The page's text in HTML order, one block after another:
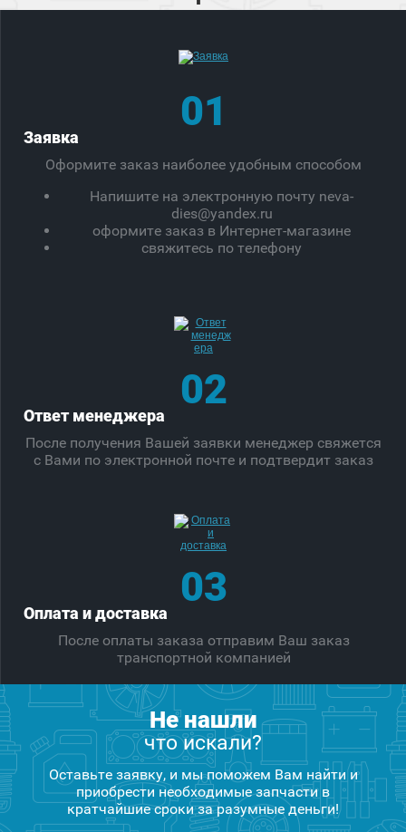
01
Заявка
Оформите заказ наиболее удобным способом
Напишите на электронную почту neva-
dies@yandex.ru
оформите заказ в Интернет-магазине
свяжитесь по телефону
02
Ответ менеджера
После получения Вашей заявки менеджер свяжется
с Вами по электронной почте и подтвердит заказ
03
Оплата и доставка
После оплаты заказа отправим Ваш заказ
транспортной компанией
Не нашли
что искали?
Оставьте заявку, и мы поможем Вам найти и
приобрести необходимые запчасти в
кратчайшие сроки за разумные деньги!